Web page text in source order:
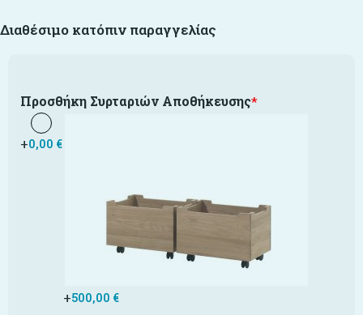
Διαθέσιμο κατόπιν παραγγελίας
*
Προσθήκη Συρταριών Αποθήκευσης
+0,00 €
+500,00 €